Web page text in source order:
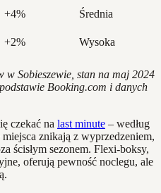
+4%
Średnia
+2% Wysoka
w Sobieszewie, stan na maj 2024
Booking.com i danych
czekać na last minute – według
miejsca znikają z wyprzedzeniem,
ścisłym sezonem. Flexi-boksy,
oferują pewność noclegu, ale